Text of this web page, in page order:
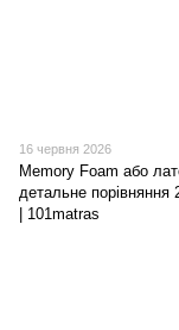
16 червня 2026
Memory Foam або
детальне порівняння
| 101matras